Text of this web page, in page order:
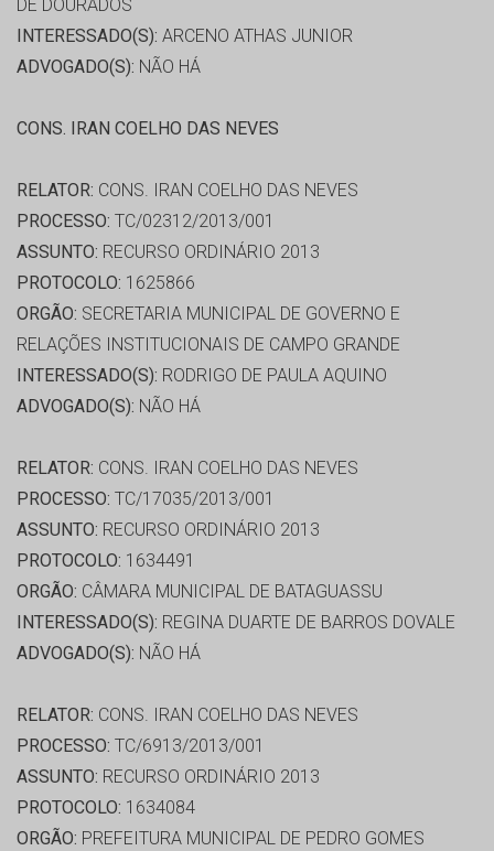
DE DOURADOS
INTERESSADO(S): ARCENO ATHAS JUNIOR
ADVOGADO(S): NÃO HÁ
CONS. IRAN COELHO DAS NEVES
RELATOR: CONS. IRAN COELHO DAS NEVES
PROCESSO: TC/02312/2013/001
ASSUNTO: RECURSO ORDINÁRIO 2013
PROTOCOLO: 1625866
ORGÃO: SECRETARIA MUNICIPAL DE GOVERNO E
RELAÇÕES INSTITUCIONAIS DE CAMPO GRANDE
INTERESSADO(S): RODRIGO DE PAULA AQUINO
ADVOGADO(S): NÃO HÁ
RELATOR: CONS. IRAN COELHO DAS NEVES
PROCESSO: TC/17035/2013/001
ASSUNTO: RECURSO ORDINÁRIO 2013
PROTOCOLO: 1634491
ORGÃO: CÂMARA MUNICIPAL DE BATAGUASSU
INTERESSADO(S): REGINA DUARTE DE BARROS DOVALE
ADVOGADO(S): NÃO HÁ
RELATOR: CONS. IRAN COELHO DAS NEVES
PROCESSO: TC/6913/2013/001
ASSUNTO: RECURSO ORDINÁRIO 2013
PROTOCOLO: 1634084
ORGÃO: PREFEITURA MUNICIPAL DE PEDRO GOMES